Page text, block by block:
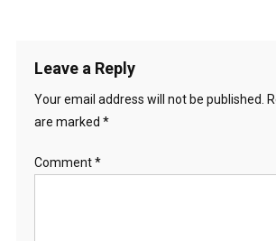
Leave a Reply
Your email address will not be published.
are marked *
Comment*